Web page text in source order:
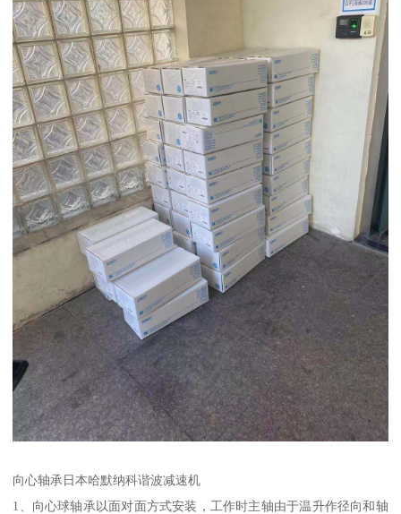
向心轴承日本哈默纳科谐波减速机
1、向心球轴承以面对面方式安装，工作时主轴由于温升作径向和轴